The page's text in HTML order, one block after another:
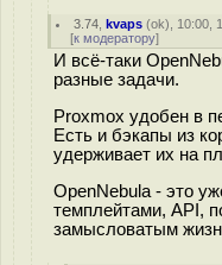
3.74 ,kvaps (ok), 10:00,
[к модератору]
И всё-таки
разные задачи.
Proxmox удобен в
Есть и бэкапы из
удерживает их на
OpenNebula - это
темплейтами, API,
замысловатым